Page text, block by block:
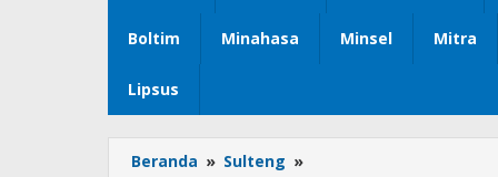
Boltim Minahasa Minsel Mitra
Lipsus
Beranda » Sulteng »